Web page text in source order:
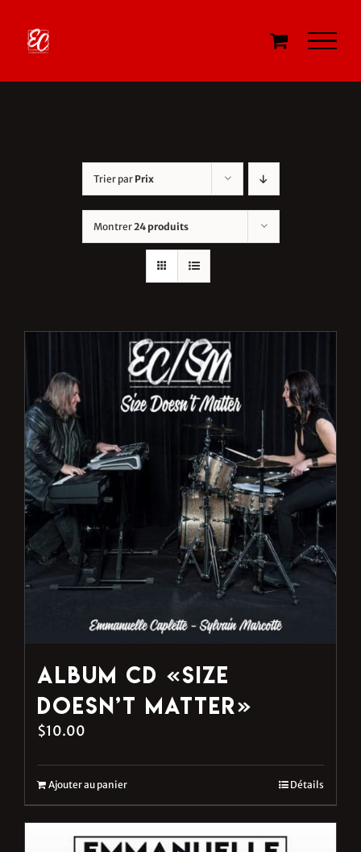
contenu
Trier par Prix
Montrer24 produits
Album CD «Size
Doesn’t Matter»
$10.00
Ajouter au panier Détails